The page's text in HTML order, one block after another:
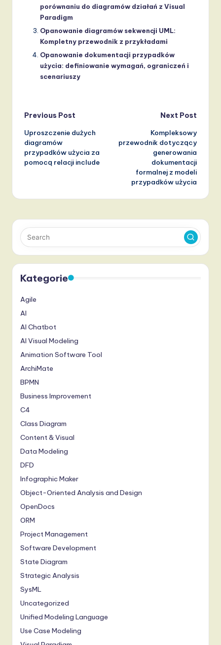
porównaniu do diagramów działań z Visual
Paradigm
Opanowanie diagramów sekwencji UML:
Kompletny przewodnik z przykładami
Opanowanie dokumentacji przypadków
użycia: definiowanie wymagań, ograniczeń i
scenariuszy
Post
navigation
Previous Post
Uproszczenie dużych
diagramów
przypadków użycia za
pomocą relacji include
Next Post
Kompleksowy
przewodnik dotyczący
generowania
dokumentacji
formalnej z modeli
przypadków użycia
Kategorie
Agile
AI
AI Chatbot
AI Visual Modeling
Animation Software Tool
ArchiMate
BPMN
Business Improvement
C4
Class Diagram
Content & Visual
Data Modeling
DFD
Infographic Maker
Object-Oriented Analysis and Design
OpenDocs
ORM
Project Management
Software Development
State Diagram
Strategic Analysis
SysML
Uncategorized
Unified Modeling Language
Use Case Modeling